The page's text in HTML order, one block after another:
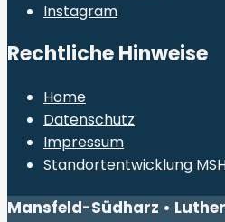
Instagram
Rechtliche Hinweise
Home
Datenschutz
Impressum
Standortentwicklung
Mansfeld-Südharz •